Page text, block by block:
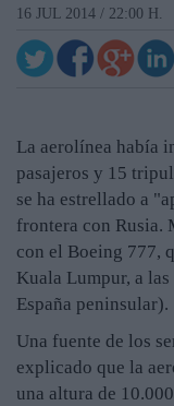
16 JUL 2014 / 22:00 H.
La aerolínea había
pasajeros y 15
se ha estrellado a
frontera con Rusia.
con el Boeing 777,
Kuala Lumpur, a
España peninsular).
Una fuente de los
explicado que la
una altura de